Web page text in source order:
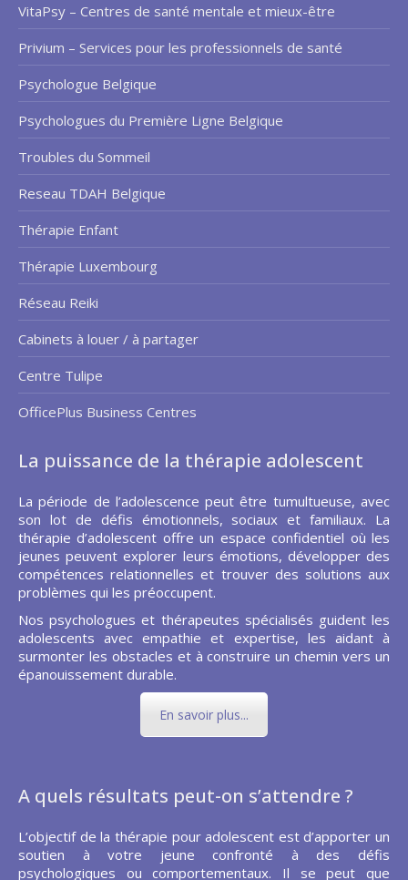
VitaPsy – Centres de santé mentale et mieux-être
Privium – Services pour les professionnels de santé
Psychologue Belgique
Psychologues du Première Ligne Belgique
Troubles du Sommeil
Reseau TDAH Belgique
Thérapie Enfant
Thérapie Luxembourg
Réseau Reiki
Cabinets à louer / à partager
Centre Tulipe
OfficePlus Business Centres
La puissance de la thérapie adolescent
La période de l’adolescence peut être tumultueuse, avec
son lot de défis émotionnels, sociaux et familiaux. La
thérapie d’adolescent offre un espace confidentiel où les
jeunes peuvent explorer leurs émotions, développer des
compétences relationnelles et trouver des solutions aux
problèmes qui les préoccupent.
Nos psychologues et thérapeutes spécialisés guident les
adolescents avec empathie et expertise, les aidant à
surmonter les obstacles et à construire un chemin vers un
épanouissement durable.
En savoir plus...
A quels résultats peut-on s’attendre ?
L’objectif de la thérapie pour adolescent est d’apporter un
soutien à votre jeune confronté à des défis
psychologiques ou comportementaux. Il se peut que